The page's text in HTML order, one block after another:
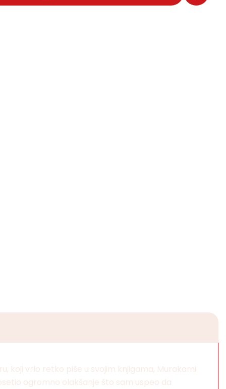
koji vrlo retko piše u svojim knjigama, Murakami
ogromno olakšanje što sam uspeo da